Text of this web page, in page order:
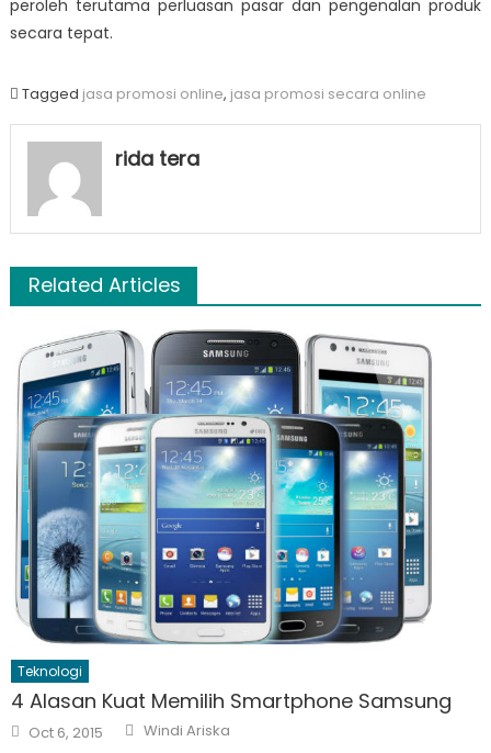
peroleh terutama perluasan pasar dan pengenalan produk
secara tepat.
Tagged jasa promosi online, jasa promosi secara online
rida tera
Related Articles
Teknologi
4 Alasan Kuat Memilih Smartphone Samsung
Posted
on
Oct 6, 2015 Author
Windi Ariska